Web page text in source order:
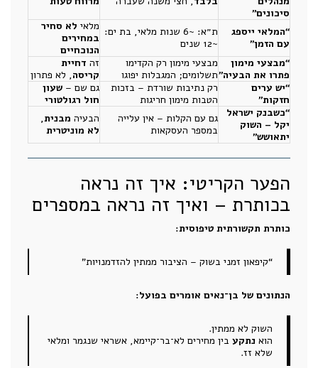
סיכונים”
“המלאי ייספג
עם הזמן”
ת״א: ~6 שנות מלאי, בת ים:
~12 שנים
מלאי לא סחיר
במחירים
הנוכחיים
“מבצעי מימון
פתרו את הבעיה”
מבצעי מימון רק הקדימו
תשלומים; המגבלות יפוגו
זה דחיית
קריסה, לא פתרון
“יש ערים
חזקות”
רק נתיבות שורדת – בזכות
הטבות מימון חריגות
גם שם – שעון
חול רגולטורי
“כשבנק ישראל
יקל – השוק
יתאושש”
גם עם הקלות – אין עלייה
במספר העסקאות
הבעיה מבנית,
לא מוניטרית
הפער הקריטי: איך זה נראה
בכותרת – ואיך זה נראה במספרים
כותרת תקשורתית טיפוסית:
“קיפאון זמני בשוק – הציבור ממתין להזדמנויות”
הנתונים של בן־נאים אומרים בפועל:
השוק לא ממתין.
הוא נתקע בין מחירים לא־בר־קיימא, אשראי שנגמר ומלאי
שלא זז.